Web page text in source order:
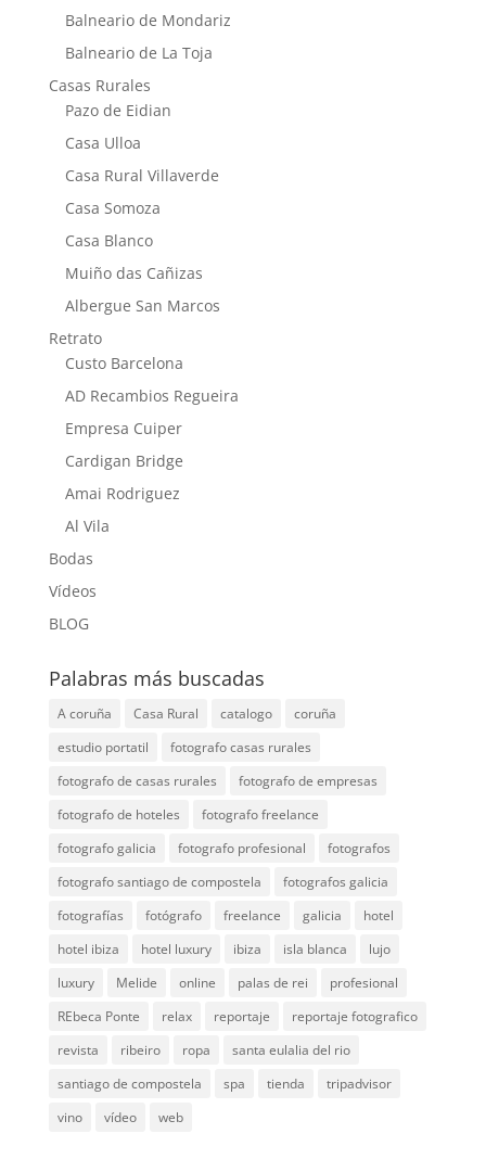
Balneario de Mondariz
Balneario de La Toja
Casas Rurales
Pazo de Eidian
Casa Ulloa
Casa Rural Villaverde
Casa Somoza
Casa Blanco
Muiño das Cañizas
Albergue San Marcos
Retrato
Custo Barcelona
AD Recambios Regueira
Empresa Cuiper
Cardigan Bridge
Amai Rodriguez
Al Vila
Bodas
Vídeos
BLOG
Palabras más buscadas
A coruña Casa Rural catalogo
coruña
estudio portatil
fotografo casas rurales
fotografo de casas rurales
fotografo de empresas
fotografo de hoteles
fotografo freelance
fotografo galicia
fotografo profesional
fotografos
fotografo santiago de compostela
fotografos galicia
fotografías
fotógrafo freelance galicia
hotel
hotel ibiza
hotel luxury ibiza isla blanca
lujo
luxury
Melide online palas de rei
profesional
REbeca Ponte
relax reportaje
reportaje fotografico
revista
ribeiro ropa
santa eulalia del rio
santiago de compostela
spa tienda
tripadvisor
vino
vídeo web